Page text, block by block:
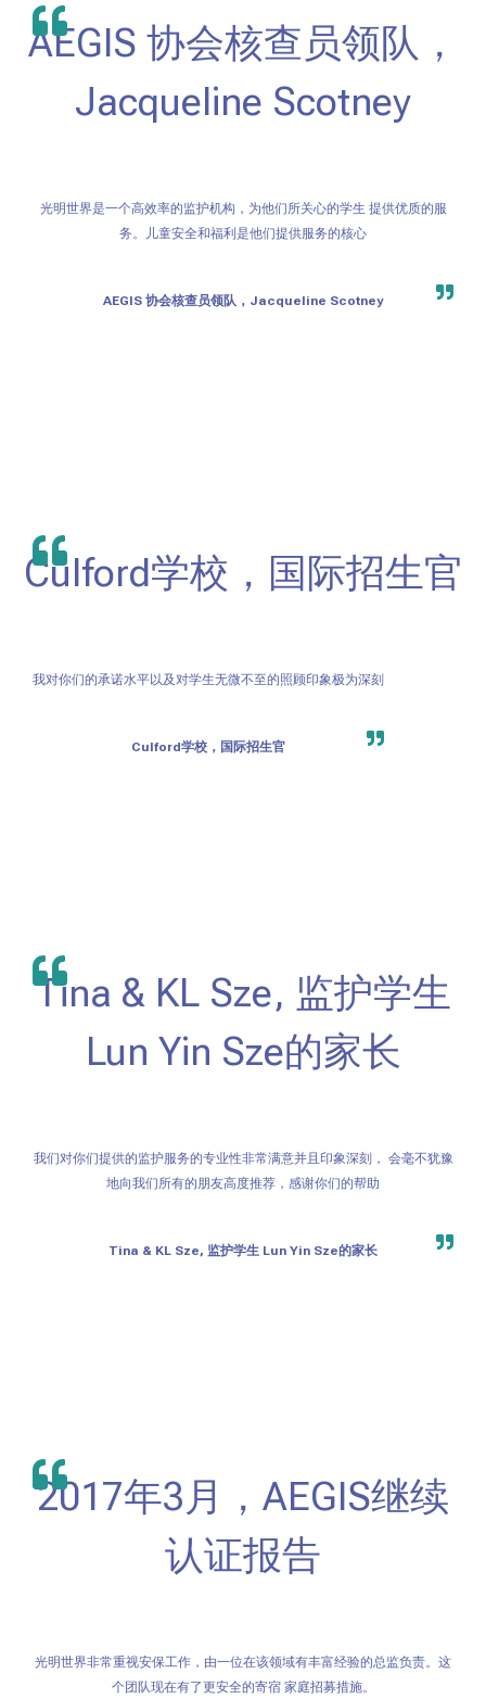
AEGIS 协会核查员领队，
Jacqueline Scotney
光明世界是一个高效率的监护机构，为他们所关心的学生 提供优质的服
务。儿童安全和福利是他们提供服务的核心
AEGIS 协会核查员领队，Jacqueline Scotney
Culford学校，国际招生官
我对你们的承诺水平以及对学生无微不至的照顾印象极为深刻
Culford学校，国际招生官
Tina & KL Sze, 监护学生
Lun Yin Sze的家长
我们对你们提供的监护服务的专业性非常满意并且印象深刻， 会毫不犹豫
地向我们所有的朋友高度推荐，感谢你们的帮助
Tina & KL Sze, 监护学生 Lun Yin Sze的家长
2017年3月，AEGIS继续
认证报告
光明世界非常重视安保工作，由一位在该领域有丰富经验的总监负责。这
个团队现在有了更安全的寄宿 家庭招募措施。